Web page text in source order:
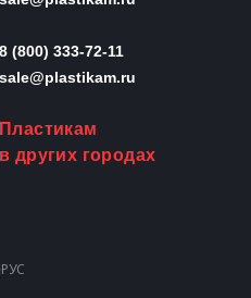
8 (800) 333-72-11
sale@plastikam.ru
Пластикам
в других городах